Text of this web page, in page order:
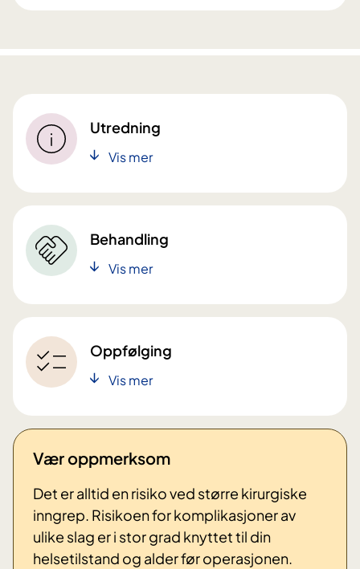
Utredning
Vis mer
Behandling
Vis mer
Oppfølging
Vis mer
Vær oppmerksom
Det er alltid en risiko ved større kirurgiske
inngrep. Risikoen for komplikasjoner av
ulike slag er i stor grad knyttet til din
helsetilstand og alder før operasjonen.